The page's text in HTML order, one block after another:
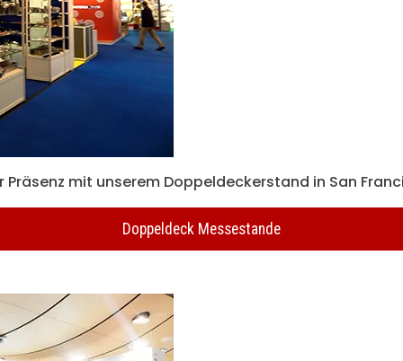
Präsenz mit unserem Doppeldeckerstand in San
Doppeldeck Messestande